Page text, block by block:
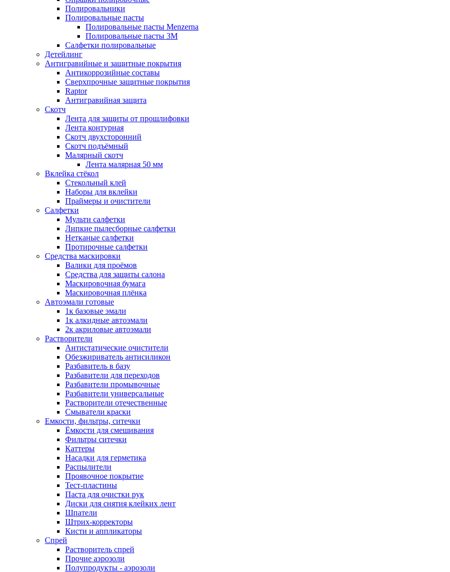
Полировальники
Полировальные пасты
Полировальные пасты Menzerna
Полировальные пасты 3M
Салфетки полировальные
Детейлинг
Антигравийные и защитные покрытия
Антикоррозийные составы
Сверхпрочные защитные покрытия
Raptor
Антигравийная защита
Скотч
Лента для защиты от прошлифовки
Лента контурная
Скотч двухсторонний
Скотч подъёмный
Малярный скотч
Лента малярная 50 мм
Вклейка стёкол
Стекольный клей
Наборы для вклейки
Праймеры и очистители
Салфетки
Мульти салфетки
Липкие пылесборные салфетки
Нетканые салфетки
Протирочные салфетки
Средства маскировки
Валики для проёмов
Средства для защиты салона
Маскировочная бумага
Маскировочная плёнка
Автоэмали готовые
1к базовые эмали
1к алкидные автоэмали
2к акриловые автоэмали
Растворители
Антистатические очистители
Обезжириватель антисиликон
Разбавитель в базу
Разбавители для переходов
Разбавители промывочные
Разбавители универсальные
Растворители отечественные
Смыватели краски
Емкости, фильтры, ситечки
Ёмкости для смешивания
Фильтры ситечки
Каттеры
Насадки для герметика
Распылители
Проявочное покрытие
Тест-пластины
Паста для очистки рук
Диски для снятия клейких лент
Шпатели
Штрих-корректоры
Кисти и аппликаторы
Спрей
Растворитель спрей
Прочие аэрозоли
Полупродукты - аэрозоли